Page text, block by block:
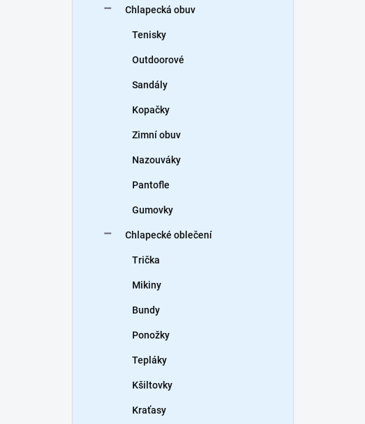
Chlapecká obuv
Tenisky
Outdoorové
Sandály
Kopačky
Zimní obuv
Nazouváky
Pantofle
Gumovky
Chlapecké oblečení
Trička
Mikiny
Bundy
Ponožky
Tepláky
Kšiltovky
Kraťasy